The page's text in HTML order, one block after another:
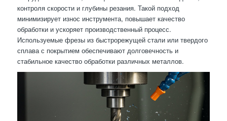
контроля скорости и глубины резания. Такой подход
минимизирует износ инструмента, повышает качество
обработки и ускоряет производственный процесс.
Используемые фрезы из быстрорежущей стали или твердого
сплава с покрытием обеспечивают долговечность и
стабильное качество обработки различных металлов.